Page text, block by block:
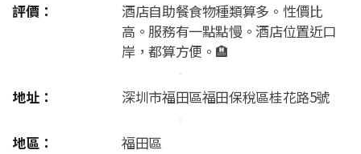
評價：
酒店自助餐食物種類算多。性價比
高。服務有一點點慢。酒店位置近口
岸，都算方便。🏨
地址： 深圳市福田區福田保稅區桂花路5號
地區： 福田區